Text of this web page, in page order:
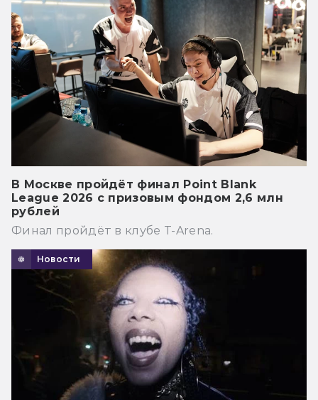
В Москве пройдёт финал Point Blank
League 2026 с призовым фондом 2,6 млн
рублей
Финал пройдёт в клубе T-Arena.
Новости